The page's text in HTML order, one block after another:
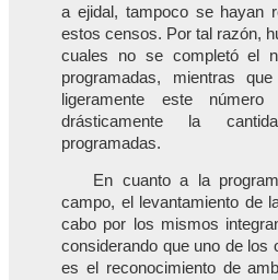
a ejidal, tampoco se hayan
estos censos. Por tal razón,
cuales no se completó el
programadas, mientras
ligeramente este
drásticamente la
programadas.
En cuanto a la
campo, el levantamiento de
cabo por los mismos
considerando que uno de los
es el reconocimiento de